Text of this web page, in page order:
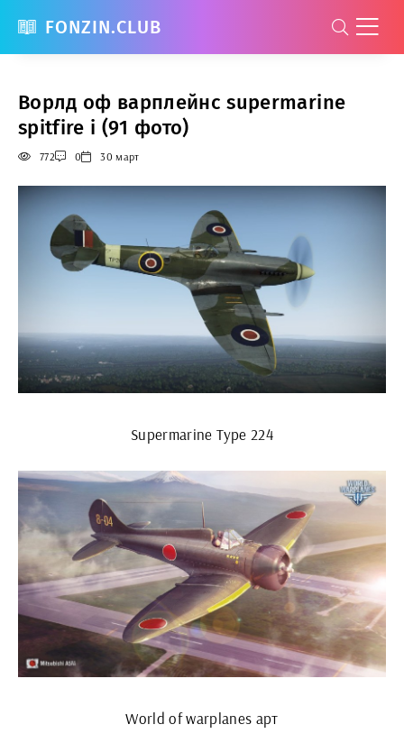
FONZIN.CLUB
Ворлд оф варплейнс supermarine
spitfire i (91 фото)
772 0 30 март
Supermarine Type 224
World of warplanes арт